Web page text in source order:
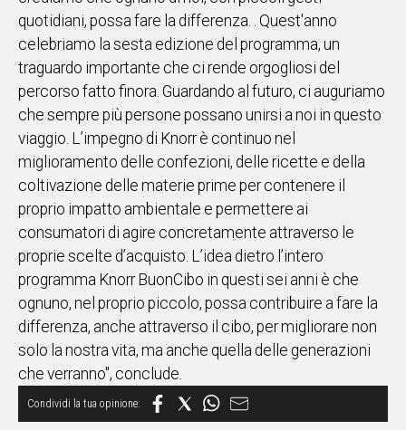
quotidiani, possa fare la differenza. . Quest'anno
celebriamo la sesta edizione del programma, un
traguardo importante che ci rende orgogliosi del
percorso fatto finora. Guardando al futuro, ci auguriamo
che sempre più persone possano unirsi a noi in questo
viaggio. L’impegno di Knorr è continuo nel
miglioramento delle confezioni, delle ricette e della
coltivazione delle materie prime per contenere il
proprio impatto ambientale e permettere ai
consumatori di agire concretamente attraverso le
proprie scelte d’acquisto. L’idea dietro l’intero
programma Knorr BuonCibo in questi sei anni è che
ognuno, nel proprio piccolo, possa contribuire a fare la
differenza, anche attraverso il cibo, per migliorare non
solo la nostra vita, ma anche quella delle generazioni
che verranno", conclude.